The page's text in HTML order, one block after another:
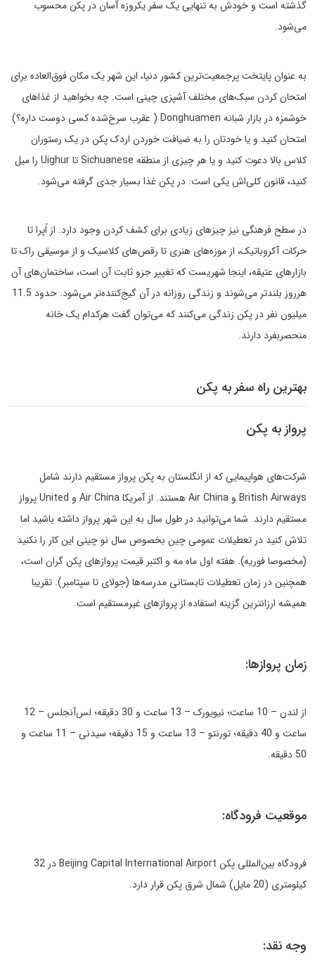
گذشته است و خودش به تنهایی یک سفر یکروزه آسان در پکن محسوب
می‌شود.
به عنوان پایتخت پرجمعیت‌ترین کشور دنیا، این شهر یک مکان فوق‌العاده برای
امتحان کردن سبک‌های مختلف آشپزی چینی است. چه بخواهید از غذاهای
خوشمزه در بازار شبانه Donghuamen ( عقرب سرخ‌شده کسی دوست داره؟)
امتحان کنید و یا خودتان را به ضیافت خوردن اردک پکن در یک رستوران
کلاس بالا دعوت کنید و یا هر چیزی از منطقه Sichuanese تا Uighur را میل
کنید، قانون کلی‌اش یکی است: در پکن غذا بسیار جدی گرفته می‌شود.
در سطح فرهنگی نیز چیزهای زیادی برای کشف کردن وجود دارد. از اُپرا تا
حرکات آکروباتیک، از موزه‌های هنری تا رقص‌های کلاسیک و از موسیقی راک تا
بازارهای عتیقه، اینجا شهریست که تغییر جزو ثابت آن است، ساختمان‌های آن
هرروز بلندتر می‌شوند و زندگی روزانه در آن گیج‌کننده‌تر می‌شود. حدود 11.5
میلیون نفر در پکن زندگی می‌کنند که می‌توان گفت هرکدام یک خانه
منحصربفرد دارند.
بهترین راه سفر به پکن
پرواز به پکن
شرکت‌های هواپیمایی که از انگلستان به پکن پرواز مستقیم دارند شامل
British Airways و Air China هستند. از آمریکا Air China و United پرواز
مستقیم دارند. شما می‌توانید در طول سال به این شهر پرواز داشته باشید اما
تلاش کنید در تعطیلات عمومی چین بخصوص سال نو چینی این کار را نکنید
(مخصوصا فوریه). هفته اول ماه مه و اکتبر قیمت پروازهای پکن گران است،
همچنین در زمان تعطیلات تابستانی مدرسه‌ها (جولای تا سپتامبر). تقریبا
همیشه ارزانترین گزینه استفاده از پروازهای غیرمستقیم است.
زمان پروازها:
از لندن – 10 ساعت؛ نیویورک – 13 ساعت و 30 دقیقه؛ لس‌آنجلس – 12
ساعت و 40 دقیقه؛ تورنتو – 13 ساعت و 15 دقیقه؛ سیدنی – 11 ساعت و
50 دقیقه.
موقعیت فرودگاه:
فرودگاه بین‌المللی پکن Beijing Capital International Airport در 32
کیلومتری (20 مایل) شمال شرق پکن قرار دارد.
وجه نقد: